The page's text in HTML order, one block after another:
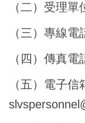
（二）受理
（三）專線
（四）傳真
（五）電子信